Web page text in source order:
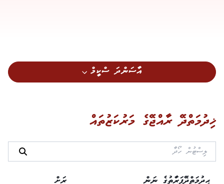
އާސަންދަ ސްކީމް
ޚިދުމަތްދޭ ރާއްޖޭގެ މަރުކަޒުތައް